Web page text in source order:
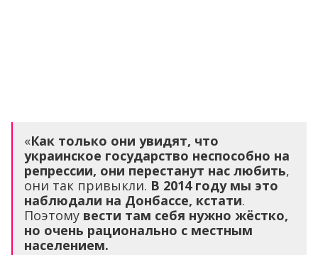
«Как только они увидят, что
украинское государство неспособно на
репрессии, они перестанут нас любить,
они так привыкли. В 2014 году мы это
наблюдали на Донбассе, кстати.
Поэтому вести там себя нужно жёстко,
но очень рационально с местным
населением.